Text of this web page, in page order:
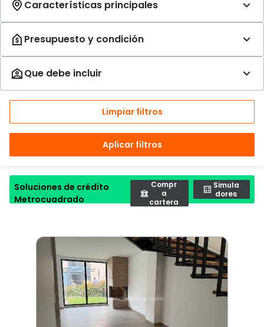
Limpiar filtros
Aplicar filtros
Soluciones de crédito
Metrocuadrado
Compr
a
cartera
Simula
dores